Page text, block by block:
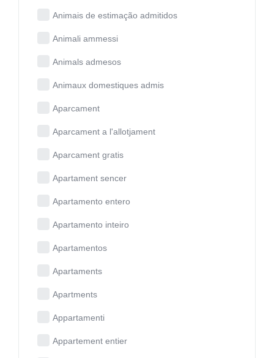
Animais de estimação admitidos
Animali ammessi
Animals admesos
Animaux domestiques admis
Aparcament
Aparcament a l'allotjament
Aparcament gratis
Apartament sencer
Apartamento entero
Apartamento inteiro
Apartamentos
Apartaments
Apartments
Appartamenti
Appartement entier